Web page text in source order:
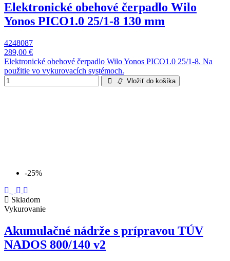
Elektronické obehové čerpadlo Wilo
Yonos PICO1.0 25/1-8 130 mm
4248087
289,00 €
Elektronické obehové čerpadlo Wilo Yonos PICO1.0 25/1-8. Na
použitie vo vykurovacích systémoch.
Vložiť do košíka
-25%
Skladom
Vykurovanie
Akumulačné nádrže s prípravou TÚV
NADOS 800/140 v2